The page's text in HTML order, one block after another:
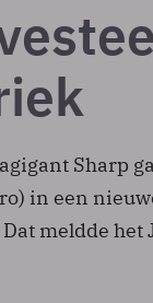
Sharp
in een
meldde het